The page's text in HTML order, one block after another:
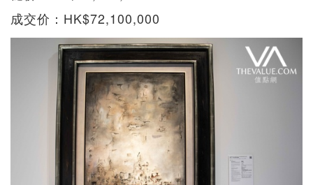
成交价：HK$72,100,000